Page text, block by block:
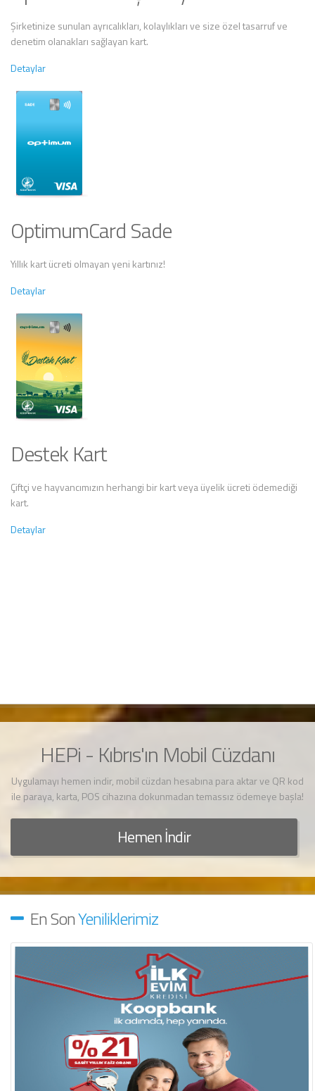
Şirketinize sunulan ayrıcalıkları, kolaylıkları ve size özel tasarruf ve
denetim olanakları sağlayan kart.
Detaylar
OptimumCard Sade
Yıllık kart ücreti olmayan yeni kartınız!
Detaylar
Destek Kart
Çiftçi ve hayvancımızın herhangi bir kart veya üyelik ücreti ödemediği
kart.
Detaylar
HEPi - Kıbrıs'ın Mobil Cüzdanı
Uygulamayı hemen indir, mobil cüzdan hesabına para aktar ve QR kod
ile paraya, karta, POS cihazına dokunmadan temassız ödemeye başla!
Hemen İndir
En SonYeniliklerimiz